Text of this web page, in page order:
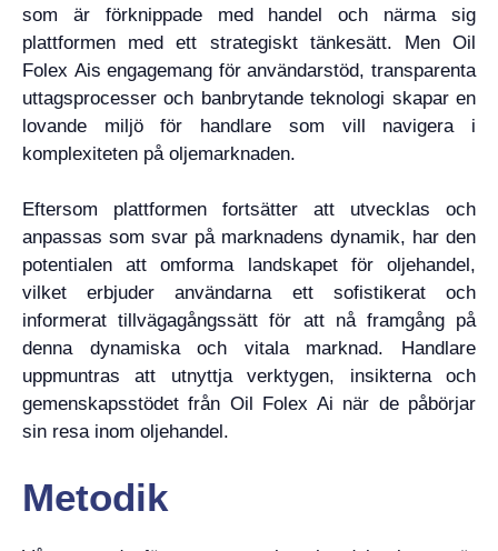
som är förknippade med handel och närma sig
plattformen med ett strategiskt tänkesätt. Men Oil
Folex Ais engagemang för användarstöd, transparenta
uttagsprocesser och banbrytande teknologi skapar en
lovande miljö för handlare som vill navigera i
komplexiteten på oljemarknaden.
Eftersom plattformen fortsätter att utvecklas och
anpassas som svar på marknadens dynamik, har den
potentialen att omforma landskapet för oljehandel,
vilket erbjuder användarna ett sofistikerat och
informerat tillvägagångssätt för att nå framgång på
denna dynamiska och vitala marknad. Handlare
uppmuntras att utnyttja verktygen, insikterna och
gemenskapsstödet från Oil Folex Ai när de påbörjar
sin resa inom oljehandel.
Metodik